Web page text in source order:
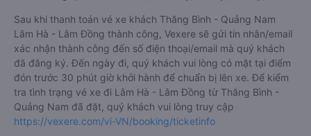
Sau khi thanh toán vé xe khách Thăng Bình - Quảng Nam
Lâm Hà - Lâm Đồng thành công, Vexere sẽ gửi tin nhắn/email
xác nhận thành công đến số điện thoại/email mà quý khách
đã đăng ký. Đến ngày đi, quý khách vui lòng có mặt tại điểm
đón trước 30 phút giờ khởi hành để chuẩn bị lên xe. Để kiểm
tra tình trạng vé xe đi Lâm Hà - Lâm Đồng từ Thăng Bình -
Quảng Nam đã đặt, quý khách vui lòng truy cập
https://vexere.com/vi-VN/booking/ticketinfo